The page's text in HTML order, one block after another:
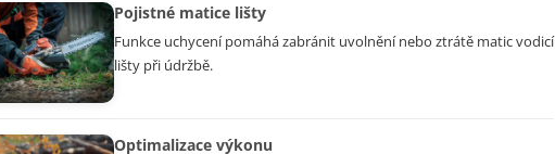
Pojistné matice lišty
Funkce uchycení pomáhá zabránit uvolnění nebo ztrátě matic vodicí
lišty při údržbě.
Optimalizace výkonu